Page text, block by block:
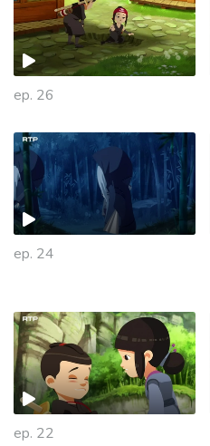
ep. 26
ep. 24
ep. 22